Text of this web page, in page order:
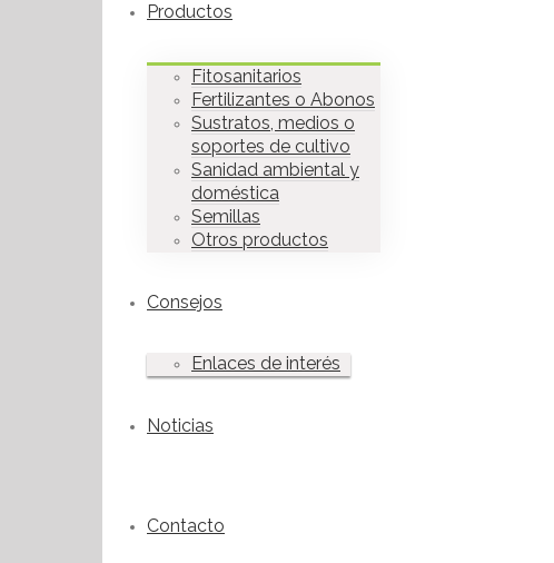
Productos
Fitosanitarios
Fertilizantes o Abonos
Sustratos, medios o
soportes de cultivo
Sanidad ambiental y
doméstica
Semillas
Otros productos
Consejos
Enlaces de interés
Noticias
Contacto